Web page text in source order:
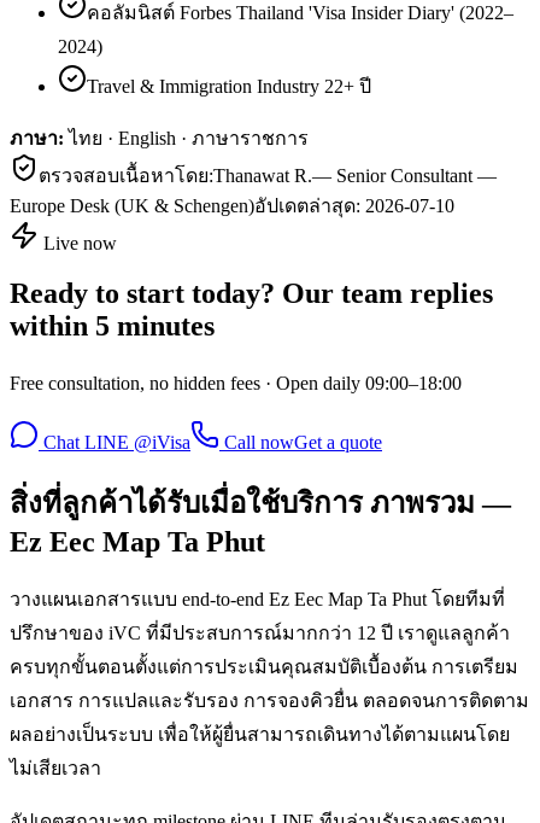
คอลัมนิสต์ Forbes Thailand 'Visa Insider Diary' (2022–
2024)
Travel & Immigration Industry 22+ ปี
ภาษา: ไทย · English · ภาษาราชการ
ตรวจสอบเนื้อหาโดย:Thanawat R.— Senior Consultant —
Europe Desk (UK & Schengen)อัปเดตล่าสุด: 2026-07-10
Live now
Ready to start today? Our team replies
within 5 minutes
Free consultation, no hidden fees · Open daily 09:00–18:00
Chat LINE @iVisa Call nowGet a quote
สิ่งที่ลูกค้าได้รับเมื่อใช้บริการ ภาพรวม —
Ez Eec Map Ta Phut
วางแผนเอกสารแบบ end-to-end Ez Eec Map Ta Phut โดยทีมที่
ปรึกษาของ iVC ที่มีประสบการณ์มากกว่า 12 ปี เราดูแลลูกค้า
ครบทุกขั้นตอนตั้งแต่การประเมินคุณสมบัติเบื้องต้น การเตรียม
เอกสาร การแปลและรับรอง การจองคิวยื่น ตลอดจนการติดตาม
ผลอย่างเป็นระบบ เพื่อให้ผู้ยื่นสามารถเดินทางได้ตามแผนโดย
ไม่เสียเวลา